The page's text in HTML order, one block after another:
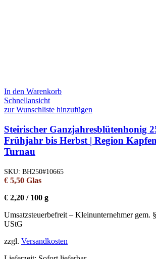
In den Warenkorb
Schnellansicht
zur Wunschliste hinzufügen
Steirischer Ganzjahresblütenhonig
Frühjahr bis Herbst | Region
Turnau
SKU: BH250#10665
€ 5,50 Glas
€ 2,20 / 100 g
Umsatzsteuerbefreit – Kleinunternehmer gem.
UStG
zzgl. Versandkosten